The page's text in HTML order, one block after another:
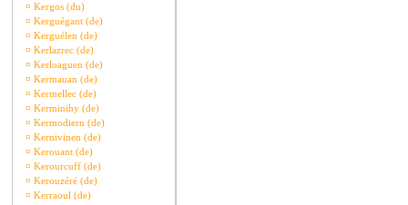
¤ Kergos (du)
¤ Kerguégant (de)
¤ Kerguélen (de)
¤ Kerlazrec (de)
¤ Kerloaguen (de)
¤ Kermauan (de)
¤ Kermellec (de)
¤ Kerminihy (de)
¤ Kermodiern (de)
¤ Kernivinen (de)
¤ Kerouant (de)
¤ Kerourcuff (de)
¤ Kerouzéré (de)
¤ Kerraoul (de)